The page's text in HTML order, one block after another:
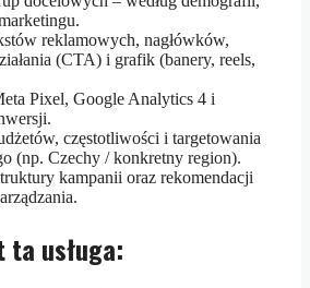
reklamowych, nagłówków,
(CTA) i grafik (banery, reels,
Pixel, Google Analytics 4 i
częstotliwości i targetowania
(np. Czechy / konkretny region).
kampanii oraz rekomendacji
ta usługa: